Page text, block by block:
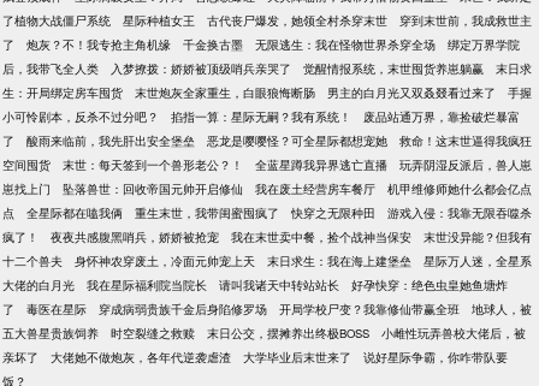
了植物大战僵尸系统
星际种植女王 古代丧尸爆发，她领全村杀穿末世
穿到末世前，我成救世主
了
炮灰？不！我专抢主角机缘 千金换古墨 无限逃生：我在怪物世界杀穿全场
绑定万界学院
后，我带飞全人类
入梦撩拨：娇娇被顶级哨兵亲哭了 觉醒情报系统，末世囤货养崽躺赢
末日求
生：开局绑定房车囤货
末世炮灰全家重生，白眼狼悔断肠 男主的白月光又双叒叕看过来了
手握
小可怜剧本，反杀不过分吧？
掐指一算：星际无嗣？我有系统！
废品站通万界，靠捡破烂暴富
了
酸雨来临前，我先肝出安全堡垒 恶龙是嘤嘤怪？可全星际都想宠她
救命！这末世逼得我疯狂
空间囤货
末世：每天签到一个兽形老公？！ 全蓝星蹲我异界逃亡直播
玩弄阴湿反派后，兽人崽
崽找上门
坠落兽世：回收帝国元帅开启修仙 我在废土经营房车餐厅
机甲维修师她什么都会亿点
点
全星际都在嗑我俩 重生末世，我带闺蜜囤疯了 快穿之无限种田
游戏入侵：我靠无限吞噬杀
疯了！
夜夜共感腹黑哨兵，娇娇被抢宠 我在末世卖中餐，捡个战神当保安
末世没异能？但我有
十二个兽夫
身怀神农穿废土，冷面元帅宠上天 末日求生：我在海上建堡垒
星际万人迷，全星系
大佬的白月光
我在星际福利院当院长 请叫我诸天中转站站长
好孕快穿：绝色虫皇她鱼塘炸
了
毒医在星际 穿成病弱贵族千金后身陷修罗场 开局学校尸变？我靠修仙带赢全班
地球人，被
五大兽星贵族饲养
时空裂缝之救赎 末日公交，摆摊养出终极BOSS
小雌性玩弄兽校大佬后，被
亲坏了
大佬她不做炮灰，各年代逆袭虐渣 大学毕业后末世来了
说好星际争霸，你咋带队要
饭？